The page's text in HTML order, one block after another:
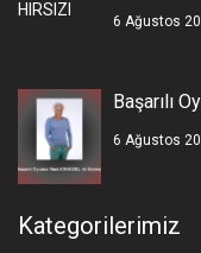
6 Ağustos
Başarılı
6 Ağustos
Kategorilerimiz